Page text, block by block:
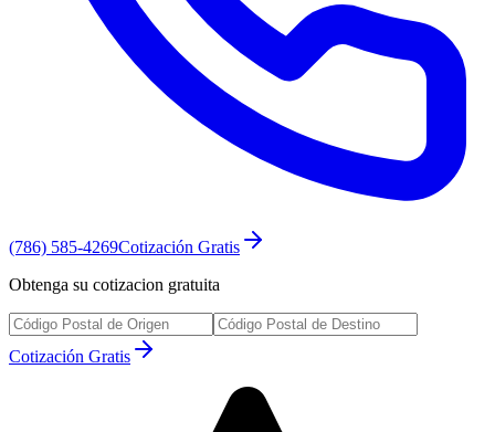
(786) 585-4269Cotización Gratis
Obtenga su cotizacion gratuita
Cotización Gratis